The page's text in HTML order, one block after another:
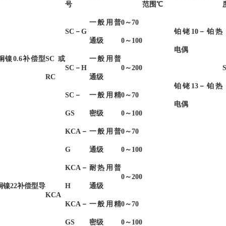
号 范围℃
镍0.6补偿型SC或
RC
SC－G
一般用普
通级
0～70
铂铑10－铂热
电偶
铂铑13－铂热
电偶
0～100
SC－H
一般用普
通级
0～200
SC－
GS
一般用精
密级
0～70
0～100
镍22补偿型导
KCA
KCA－
G
一般用普
通级
0～70
0～100
KCA－
H
耐热用普
通级
0～200
KCA－
GS
一般用精
密级
0～70
0～100